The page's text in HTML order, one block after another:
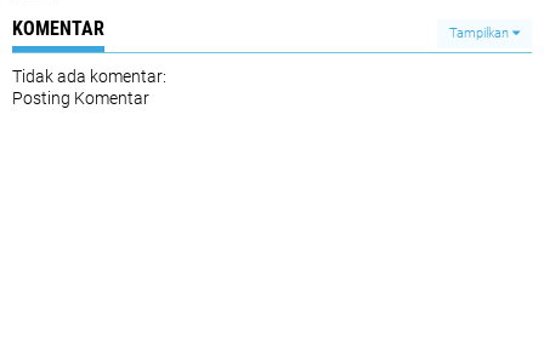
KOMENTAR Tampilkan
Tidak ada komentar:
Posting Komentar